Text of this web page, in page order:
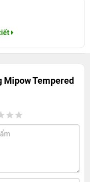
Mipow Tempered